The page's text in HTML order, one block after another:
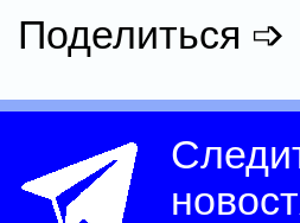
Поделиться ➩